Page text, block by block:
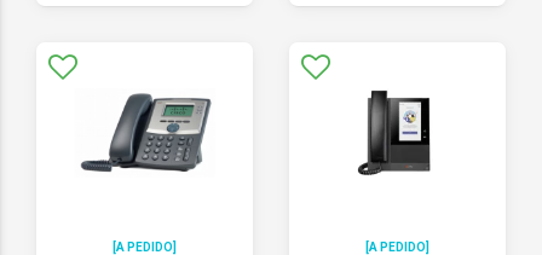
[A PEDIDO] [A PEDIDO]